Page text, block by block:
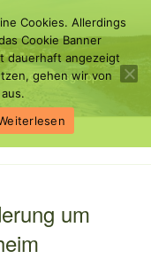
die Ortsgruppe
um
Cookies. Allerdings
Cookie Banner
dauerhaft angezeigt
gehen wir von